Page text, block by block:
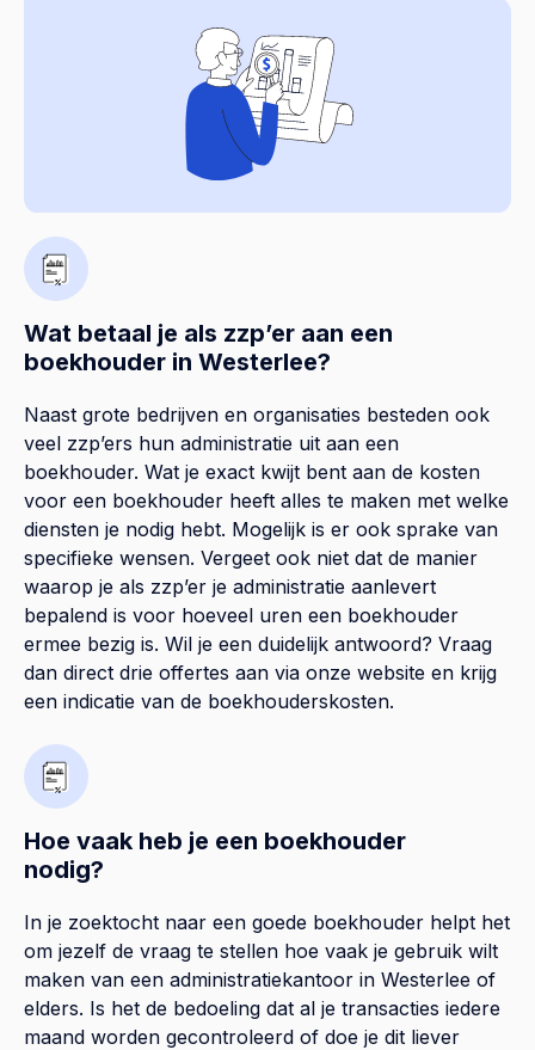
Wat betaal je als zzp’er aan een
boekhouder in Westerlee?
Naast grote bedrijven en organisaties besteden ook
veel zzp’ers hun administratie uit aan een
boekhouder. Wat je exact kwijt bent aan de kosten
voor een boekhouder heeft alles te maken met welke
diensten je nodig hebt. Mogelijk is er ook sprake van
specifieke wensen. Vergeet ook niet dat de manier
waarop je als zzp’er je administratie aanlevert
bepalend is voor hoeveel uren een boekhouder
ermee bezig is. Wil je een duidelijk antwoord? Vraag
dan direct drie offertes aan via onze website en krijg
een indicatie van de boekhouderskosten.
Hoe vaak heb je een boekhouder
nodig?
In je zoektocht naar een goede boekhouder helpt het
om jezelf de vraag te stellen hoe vaak je gebruik wilt
maken van een administratiekantoor in Westerlee of
elders. Is het de bedoeling dat al je transacties iedere
maand worden gecontroleerd of doe je dit liever